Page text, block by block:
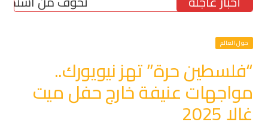
حول العالم
“فلسطين حرة” تهز نيويورك..
مواجهات عنيفة خارج حفل ميت
غالا 2025